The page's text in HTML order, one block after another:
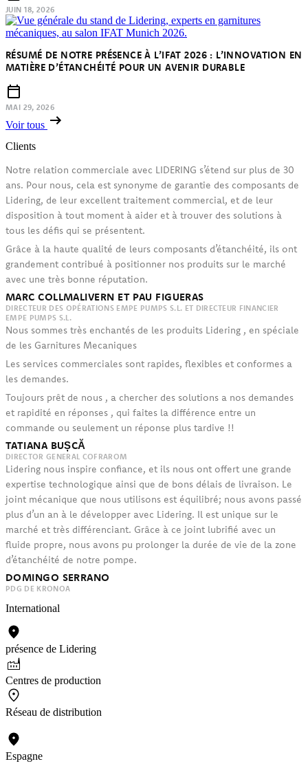
JUIN 18, 2026
RÉSUMÉ DE NOTRE PRÉSENCE À L’IFAT 2026 : L’INNOVATION EN
MATIÈRE D’ÉTANCHÉITÉ POUR UN AVENIR DURABLE
MAI 29, 2026
Voir tous
Clients
Notre relation commerciale avec LIDERING s’étend sur plus de 30
ans. Pour nous, cela est synonyme de garantie des composants de
Lidering, de leur excellent traitement commercial, et de leur
disposition à tout moment à aider et à trouver des solutions à
tous les défis qui se présentent.
Grâce à la haute qualité de leurs composants d’étanchéité, ils ont
grandement contribué à positionner nos produits sur le marché
avec une très bonne réputation.
MARC COLLMALIVERN ET PAU FIGUERAS
DIRECTEUR DES OPÉRATIONS EMPE PUMPS S.L. ET DIRECTEUR FINANCIER
EMPE PUMPS S.L.
Nous sommes très enchantés de les produits Lidering , en spéciale
de les Garnitures Mecaniques
Les services commerciales sont rapides, flexibles et conformes a
les demandes.
Toujours prêt de nous , a chercher des solutions a nos demandes
et rapidité en réponses , qui faites la différence entre un
commande ou seulement un réponse plus tardive !!
TATIANA BUȘCĂ
DIRECTOR GENERAL COFRAROM
Lidering nous inspire confiance, et ils nous ont offert une grande
expertise technologique ainsi que de bons délais de livraison. Le
joint mécanique que nous utilisons est équilibré; nous avons passé
plus d’un an à le développer avec Lidering. Il est unique sur le
marché et très différenciant. Grâce à ce joint lubrifié avec un
fluide propre, nous avons pu prolonger la durée de vie de la zone
d’étanchéité de notre pompe.
DOMINGO SERRANO
PDG DE KRONOA
International
présence de Lidering
Centres de production
Réseau de distribution
Espagne